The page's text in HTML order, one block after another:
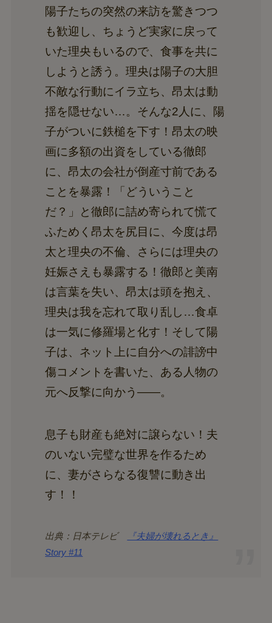
陽子たちの突然の来訪を驚きつつ
も歓迎し、ちょうど実家に戻って
いた理央もいるので、食事を共に
しようと誘う。理央は陽子の大胆
不敵な行動にイラ立ち、昂太は動
揺を隠せない…。そんな2人に、陽
子がついに鉄槌を下す！昂太の映
画に多額の出資をしている徹郎
に、昂太の会社が倒産寸前である
ことを暴露！「どういうこと
だ？」と徹郎に詰め寄られて慌て
ふためく昂太を尻目に、今度は昂
太と理央の不倫、さらには理央の
妊娠さえも暴露する！徹郎と美南
は言葉を失い、昂太は頭を抱え、
理央は我を忘れて取り乱し…食卓
は一気に修羅場と化す！そして陽
子は、ネット上に自分への誹謗中
傷コメントを書いた、ある人物の
元へ反撃に向かう――。
息子も財産も絶対に譲らない！夫
のいない完璧な世界を作るため
に、妻がさらなる復讐に動き出
す！！
出典：日本テレビ
『夫婦が壊れるとき』
Story #11